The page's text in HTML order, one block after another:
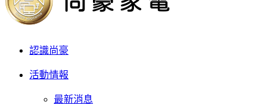
認識尚豪
活動情報
最新消息